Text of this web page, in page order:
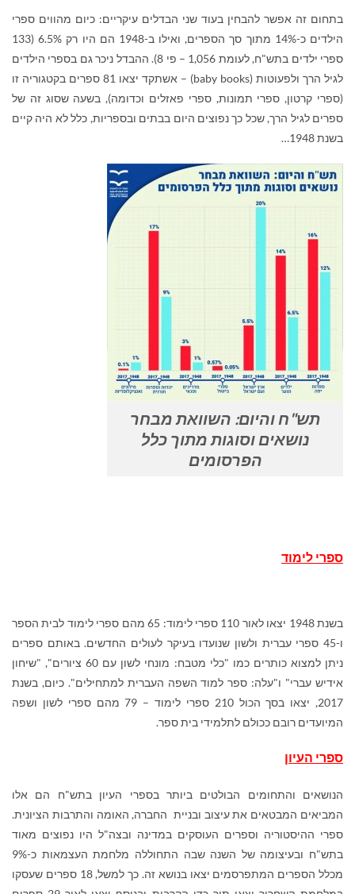
בתחום זה אפשר להבחין בעוד שני הבדלים עיקריים: כיום מהווים ספרי
הילדים כ-14% מתוך סך הספרים, ואילו ב-1948 הם היו רק 6.5% (133
ספרי ילדים בתש"ח, לעומת 1,056 – פי 8). ההבדל ניכר גם בספרי הילדים
לגיל הרך ולפעוטות (baby books
) – אשתקד יצאו 81 ספרים בקטגוריה זו
(ספרי קרטון, ספרי תמונות, ספרי פאזלים וכדומה), בשעה שסוג זה של
ספרים לגיל הרך, שכל כך נפוצים היום בבתים ובספריות, כלל לא היה קיים
בשנת 1948…
תש"ח והיום: השוואת מבחר
נושאים וסוגות מתוך כלל
הפרסומים
ספרי לימוד
בשנת 1948 יצאו לאור 110 ספרי לימוד: 65 מהם ספרי לימוד לבית הספר
ו-45 ספרי עברית ולשון שנועדו בעיקר לעולים החדשים. באותם ספרים
ניתן למצוא כותרים כמו "כלי מטבח: מונחי לשון עם 60 ציורים", "שיחון
אידיש עברי" ו"עלה: ספר למוד השפה העברית למתחילים". כיום, בשנת
2017, יצאו בסך הכול 210 ספרי לימוד – 79 מהם ספרי לשון ושפה
המיועדים רובם ככולם לתלמידי בית ספר.
ספרי העיון
הנושאים והתחומים הבולטים ביותר בספרי העיון בתש"ח הם אלו
המביאים המבטאים את עיצוב ובניית החברה, האומה והתרבות הציונית.
ספרי ההיסטוריה וספרים העוסקים במדינה ובצה"ל היו נפוצים מאוד
בתש"ח ובעיצומה של השנה שבה התחוללה מלחמת העצמאות כ-9%
מכלל הספרים המתפרסמים יצאו בנושא זה. כך למשל, 18 ספרים שעסקו